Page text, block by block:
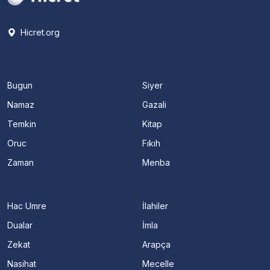
Hicret.org
Bugun
Namaz
Temkin
Oruc
Zaman
Siyer
Gazali
Kitap
Fıkıh
Menba
Hac Umre
Dualar
Zekat
Nasihat
İlahiler
İmla
Arapça
Mecelle